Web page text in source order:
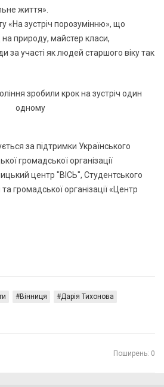
життя».
«На зустріч порозумінню», що
природу, майстер класи,
за участі як людей старшого віку так
за підтримки Українського
громадської організації
центр "ВІСЬ", Студентського
громадської організації «Центр
Вінниця
Дарія Тихонова
Поширень: 0